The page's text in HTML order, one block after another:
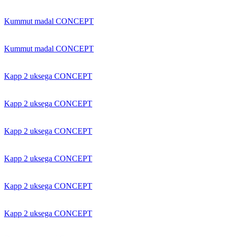
Kummut madal CONCEPT
Kummut madal CONCEPT
Kapp 2 uksega CONCEPT
Kapp 2 uksega CONCEPT
Kapp 2 uksega CONCEPT
Kapp 2 uksega CONCEPT
Kapp 2 uksega CONCEPT
Kapp 2 uksega CONCEPT